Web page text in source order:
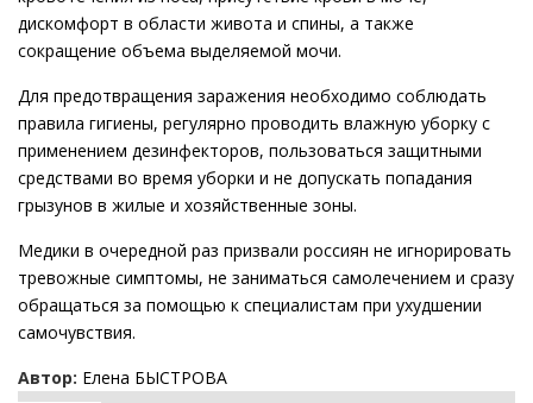
дискомфорт в области живота и спины, а также
сокращение объема выделяемой мочи.
Для предотвращения заражения необходимо соблюдать
правила гигиены, регулярно проводить влажную уборку с
применением дезинфекторов, пользоваться защитными
средствами во время уборки и не допускать попадания
грызунов в жилые и хозяйственные зоны.
Медики в очередной раз призвали россиян не игнорировать
тревожные симптомы, не заниматься самолечением и сразу
обращаться за помощью к специалистам при ухудшении
самочувствия.
Автор: Елена БЫСТРОВА